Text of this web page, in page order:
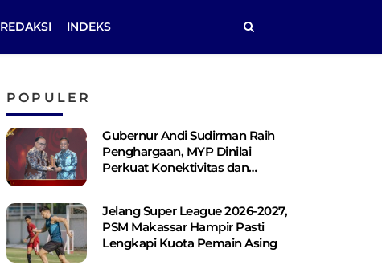
REDAKSI INDEKS
POPULER
Gubernur Andi Sudirman Raih
Penghargaan, MYP Dinilai
Perkuat Konektivitas dan
Jelang Super League 2026-2027,
PSM Makassar Hampir Pasti
Lengkapi Kuota Pemain Asing